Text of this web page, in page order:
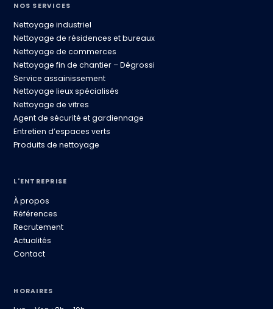
NOS SERVICES
Nettoyage industriel
Nettoyage de résidences et bureaux
Nettoyage de commerces
Nettoyage fin de chantier – Dégrossi
Service assainissement
Nettoyage lieux spécialisés
Nettoyage de vitres
Agent de sécurité et gardiennage
Entretien d’espaces verts
Produits de nettoyage
L'ENTREPRISE
À propos
Références
Recrutement
Actualités
Contact
HORAIRES